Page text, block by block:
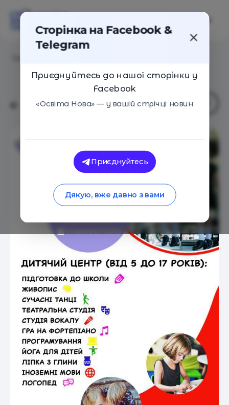
Сторінка на Facebook &
Telegram
Приєднуйтесь до нашої сторінки у
Facebook
«Освіта Нова» — у вашій стрічці новин
Приєднуйтесь
Дякую, вже давно з вами